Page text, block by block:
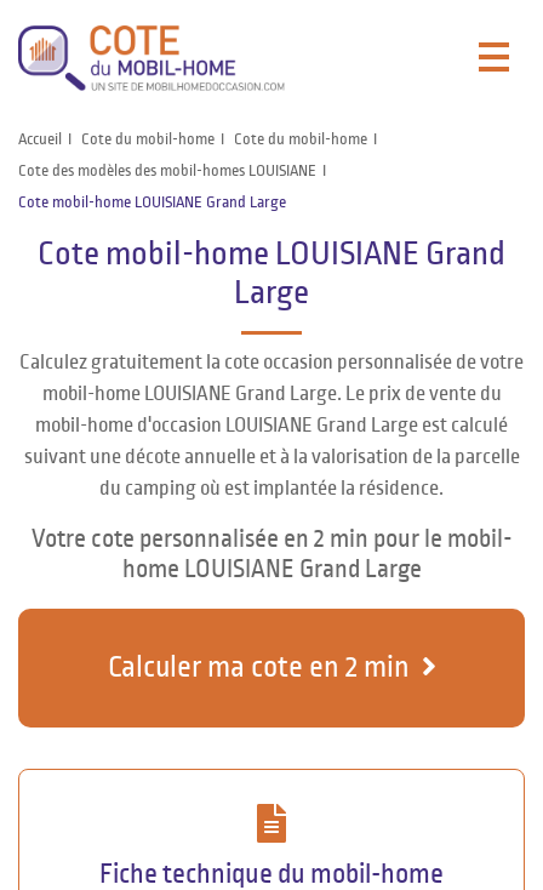
Accueil Cote du mobil-home
Cote du mobil-home
Cote des modèles des mobil-homes LOUISIANE
Cote mobil-home LOUISIANE Grand Large
Cote mobil-home LOUISIANE Grand
Large
Calculez gratuitement la cote occasion personnalisée de votre
mobil-home LOUISIANE Grand Large. Le prix de vente du
mobil-home d'occasion LOUISIANE Grand Large est calculé
suivant une décote annuelle et à la valorisation de la parcelle
du camping où est implantée la résidence.
Votre cote personnalisée en 2 min pour le mobil-
home LOUISIANE Grand Large
Calculer ma cote en 2 min
Fiche technique du mobil-home